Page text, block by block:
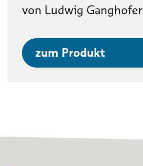
von Ludwig Ganghofer
zum Produkt